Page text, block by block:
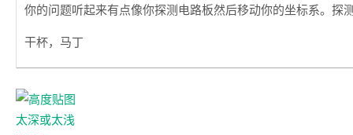
你的问题听起来有点像你探测电路板然后移动你的坐标系。探
干杯，马丁